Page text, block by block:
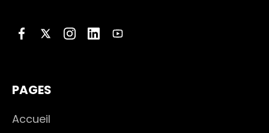
PAGES
Accueil